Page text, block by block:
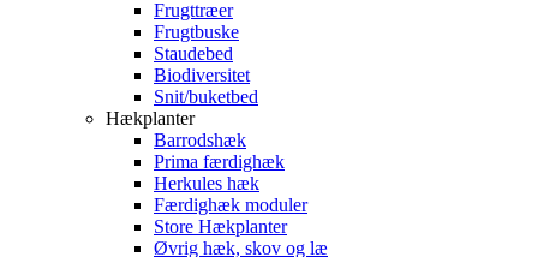
Frugttræer
Frugtbuske
Staudebed
Biodiversitet
Snit/buketbed
Hækplanter
Barrodshæk
Prima færdighæk
Herkules hæk
Færdighæk moduler
Store Hækplanter
Øvrig hæk, skov og læ